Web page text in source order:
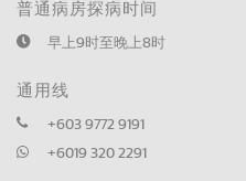
普通病房探病时间
早上9时至晚上8时
通用线
+603 9772 9191
+6019 320 2291